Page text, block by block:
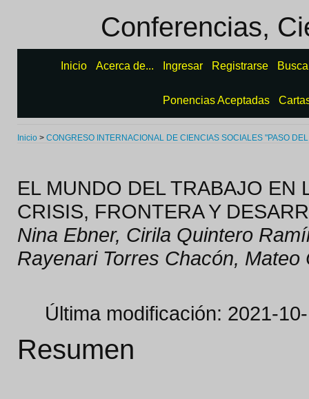
Conferencias,
Inicio Acerca de... Ingresar Registrarse
Ponencias Aceptadas
Inicio> CONGRESO INTERNACIONAL DE CIENCIAS SOCIALES "PASO
EL MUNDO DEL TRABAJO EN
CRISIS, FRONTERA Y
Nina Ebner, Cirila Quintero
Rayenari Torres Chacón, Mateo
Última modificación: 2021-
Resumen